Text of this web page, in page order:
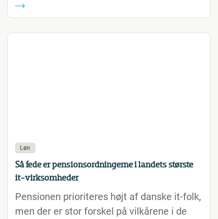
Løn
Så fede er pensionsordningerne i landets største
it-virksomheder
Pensionen prioriteres højt af danske it-folk,
men der er stor forskel på vilkårene i de